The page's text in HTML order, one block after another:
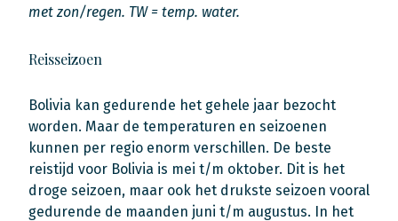
met zon/regen. TW = temp. water.
Reisseizoen
Bolivia kan gedurende het gehele jaar bezocht
worden. Maar de temperaturen en seizoenen
kunnen per regio enorm verschillen. De beste
reistijd voor Bolivia is mei t/m oktober. Dit is het
droge seizoen, maar ook het drukste seizoen vooral
gedurende de maanden juni t/m augustus. In het